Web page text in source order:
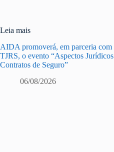
Leia mais
AIDA promoverá, em parceria com
TJRS, o evento “Aspectos
Contratos de Seguro”
06/08/2026